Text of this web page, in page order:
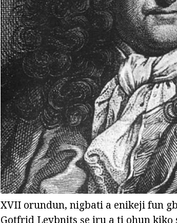
XVII orundun, nigbati a enikeji fun
Gotfrid Leybnits ṣe iru a ti ohun